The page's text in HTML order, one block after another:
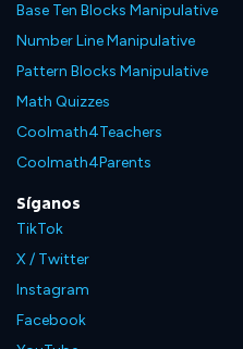
Base Ten Blocks Manipulative
Number Line Manipulative
Pattern Blocks Manipulative
Math Quizzes
Coolmath4Teachers
Coolmath4Parents
Síganos
TikTok
X / Twitter
Instagram
Facebook